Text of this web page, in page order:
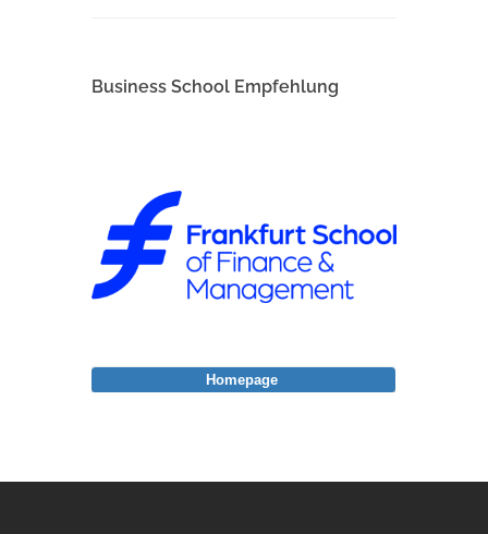
Business School Empfehlung
Homepage